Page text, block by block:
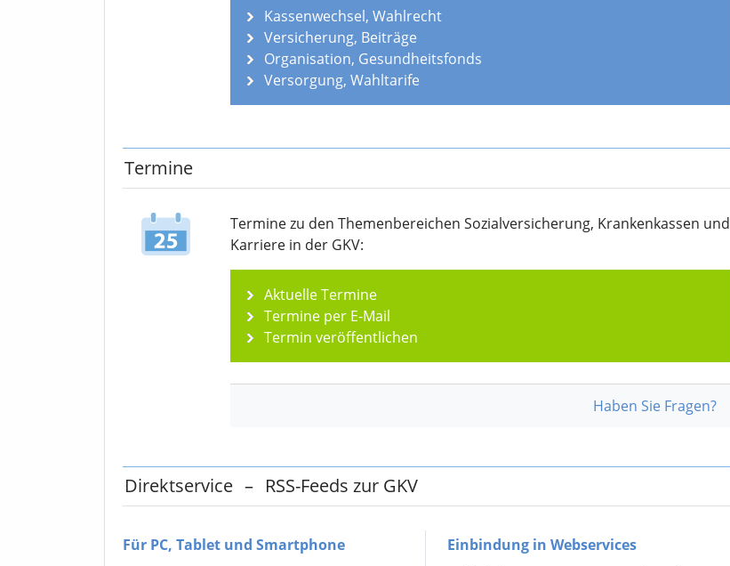
Kassenwechsel, Wahlrecht
Versicherung, Beiträge
Organisation, Gesundheitsfonds
Versorgung, Wahltarife
Termine
Termine zu den Themen­bereichen Sozialver­sicherung, Krankenkassen und
Karriere in der GKV:
Aktuelle Termine
Termine per E-Mail
Termin veröffentlichen
Haben Sie Fragen?
Direktservice – RSS-Feeds zur GKV
Für PC, Tablet und Smartphone
Einbindung in Webservices